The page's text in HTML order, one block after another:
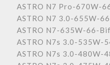
ASTRO N7 Pro-670W-
ASTRO N7 3.0-655W-
ASTRO N7-635W-66-
ASTRO N7s 3.0-535W-
ASTRO N7s 3.0-480W-